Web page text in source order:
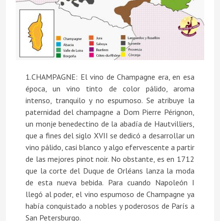
1.CHAMPAGNE: El vino de Champagne era, en esa
época, un vino tinto de color pálido, aroma
intenso, tranquilo y no espumoso. Se atribuye la
paternidad del champagne a Dom Pierre Pérignon,
un monje benedectino de la abadía de Hautvilliers,
que a fines del siglo XVII se dedicó a desarrollar un
vino pálido, casi blanco y algo efervescente a partir
de las mejores pinot noir. No obstante, es en 1712
que la corte del Duque de Orléans lanza la moda
de esta nueva bebida. Para cuando Napoleón I
llegó al poder, el vino espumoso de Champagne ya
había conquistado a nobles y poderosos de París a
San Petersburgo.